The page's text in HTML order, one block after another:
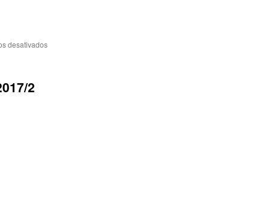
desativadosem
2